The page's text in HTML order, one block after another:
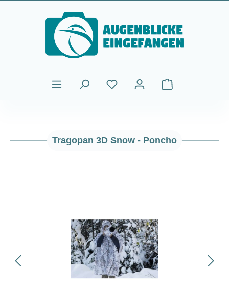
Passa al contenuto principale
Il carrello
Tragopan 3D Snow - Poncho